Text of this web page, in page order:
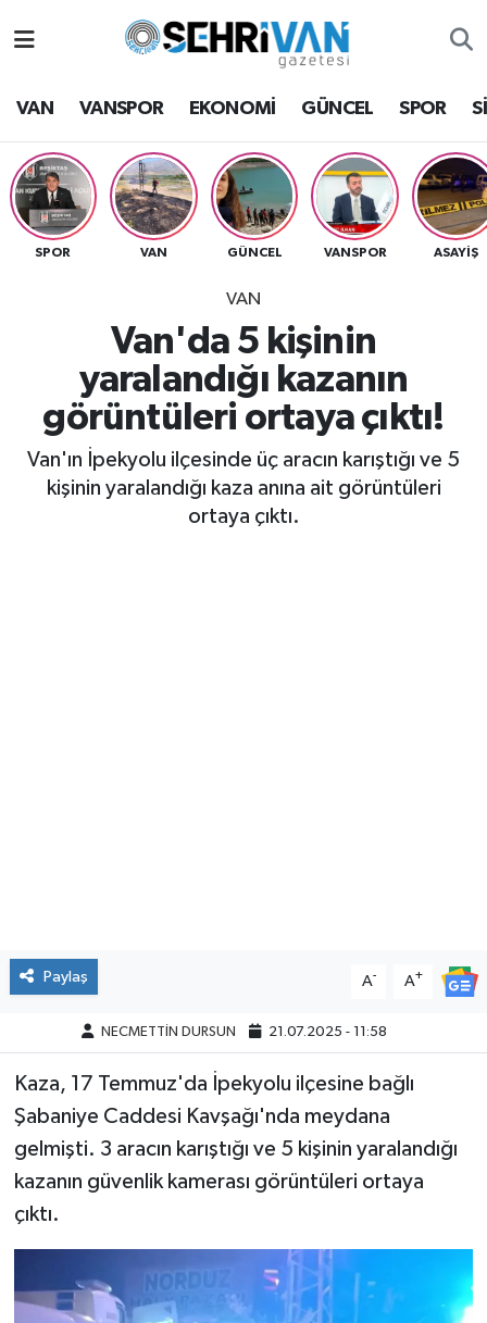
VAN VANSPOR EKONOMİ GÜNCEL SPOR
SPOR VAN GÜNCEL VANSPOR ASAYİŞ
VAN
Van'da 5 kişinin
yaralandığı kazanın
görüntüleri ortaya çıktı!
Van'ın İpekyolu ilçesinde üç aracın karıştığı ve 5
kişinin yaralandığı kaza anına ait görüntüleri
ortaya çıktı.
Paylaş A- A+
NECMETTİN DURSUN 21.07.2025 - 11:58
Kaza, 17 Temmuz'da İpekyolu ilçesine bağlı
Şabaniye Caddesi Kavşağı'nda meydana
gelmişti. 3 aracın karıştığı ve 5 kişinin yaralandığı
kazanın güvenlik kamerası görüntüleri ortaya
çıktı.
Van Hava Durumu
VAN Namaz Vakitleri
Van Trafik Yoğunluk Haritası
Süper Lig Puan Durumu ve Fikstür
Tüm Manşetler
Son Dakika Haberleri
Haber Arşivi